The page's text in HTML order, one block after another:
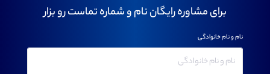
برای مشاوره رایگان نام و شماره تماست رو بزار
نام و نام خانوادگی